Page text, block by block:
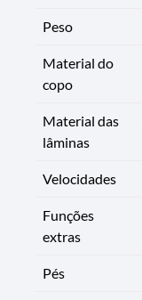
Peso
Material do
copo
Material das
lâminas
Velocidades
Funções
extras
Pés